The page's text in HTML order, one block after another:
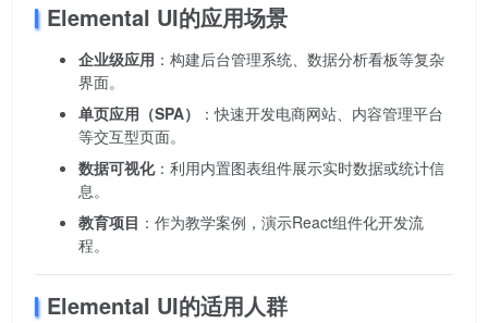
Elemental UI的应用场景
企业级应用 ：构建后台管理系统、数据分析看板等复杂
界面。
单页应用（SPA）
：快速开发电商网站、内容管理平台
等交互型页面。
数据可视化：利用内置图表组件展示实时数据或统计信
息。
教育项目 ：作为教学案例，演示React组件化开发流
程。
Elemental UI的适用人群